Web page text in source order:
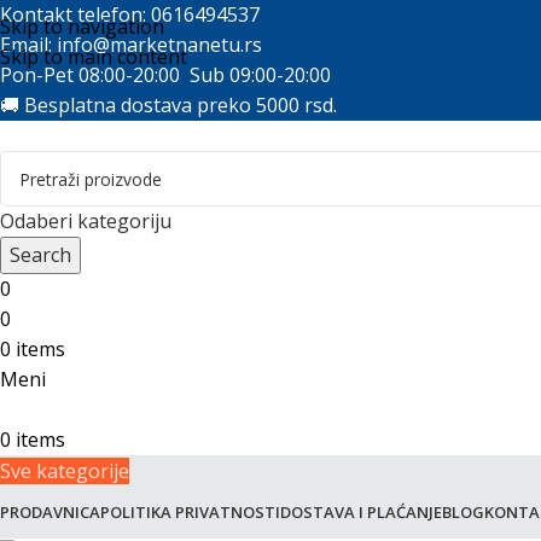
Skip to navigation
Skip to main content
Kontakt telefon: 0616494537
Email: info@marketnanetu.rs
Pon-Pet 08:00-20:00 Sub 09:00-20:00
🚚 Besplatna dostava preko 5000 rsd.
Odaberi kategoriju
Search
0
0
0 items
Meni
0 items
Sve kategorije
PRODAVNICAPOLITIKA PRIVATNOSTIDOSTAVA I PLAĆANJEBLOG